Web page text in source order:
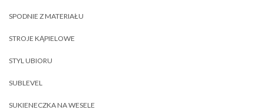
SPODNIE Z MATERIAŁU
STROJE KĄPIELOWE
STYL UBIORU
SUBLEVEL
SUKIENECZKA NA WESELE